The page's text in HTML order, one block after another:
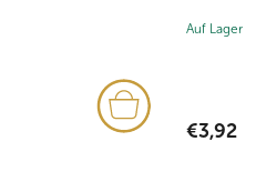
Auf Lager
€3,92